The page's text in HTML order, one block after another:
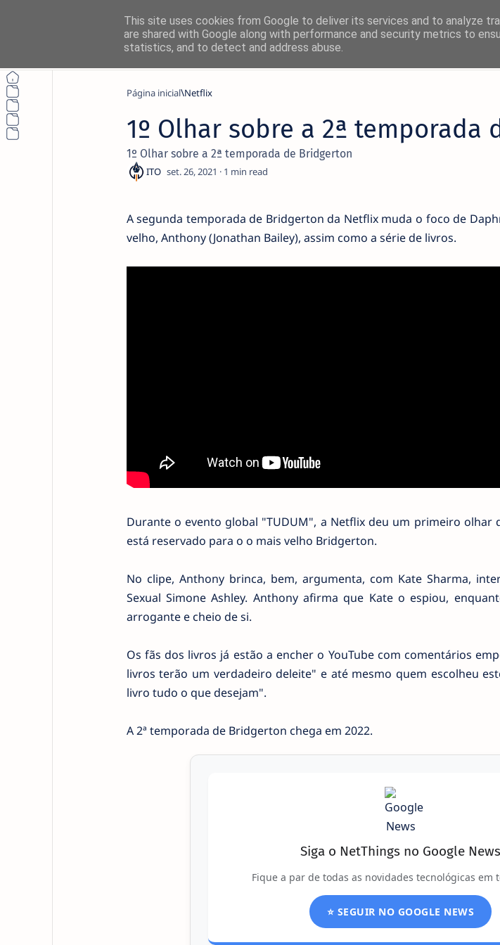
Página inicial Netflix
1º Olhar sobre a 2ª temporada
1º Olhar sobre a 2ª temporada de Bridgerton
1
A segunda temporada de Bridgerton da Netflix muda o foco de
velho, Anthony (Jonathan Bailey), assim como a série de livros.
Durante o evento global "TUDUM", a Netflix deu um primeiro olhar
está reservado para o o mais velho Bridgerton.
No clipe, Anthony brinca, bem, argumenta, com Kate Sharma,
Sexual Simone Ashley. Anthony afirma que Kate o espiou,
arrogante e cheio de si.
Os fãs dos livros já estão a encher o YouTube com comentários
livros terão um verdadeiro deleite" e até mesmo quem escolheu
livro tudo o que desejam".
A 2ª temporada de Bridgerton chega em 2022.
Siga o NetThings no Google News
Fique a par de todas as novidades tecnológicas em
⭐ SEGUIR NO GOOGLE NEWS
This site uses cookies from Google to deliver its services and to analyze
are shared with Google along with performance and security metrics to
statistics, and to detect and address abuse.